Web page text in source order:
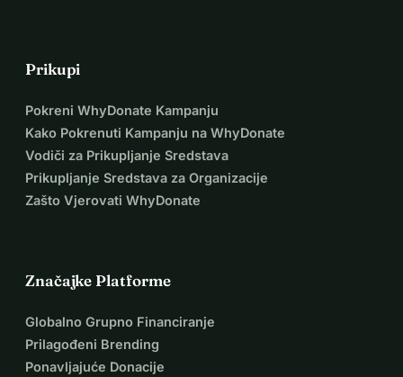
Prikupi
Pokreni WhyDonate Kampanju
Kako Pokrenuti Kampanju na WhyDonate
Vodiči za Prikupljanje Sredstava
Prikupljanje Sredstava za Organizacije
Zašto Vjerovati WhyDonate
Značajke Platforme
Globalno Grupno Financiranje
Prilagođeni Brending
Ponavljajuće Donacije